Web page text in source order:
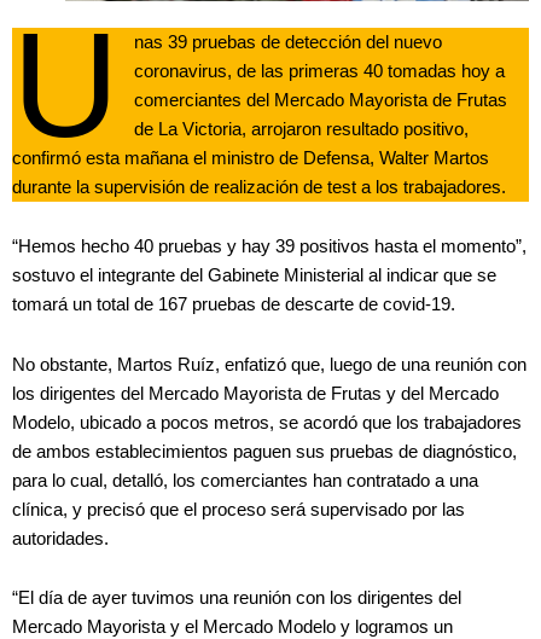
U
nas 39 pruebas de detección del nuevo
coronavirus, de las primeras 40 tomadas hoy a
comerciantes del Mercado Mayorista de Frutas
de La Victoria, arrojaron resultado positivo,
confirmó esta mañana el ministro de Defensa, Walter Martos
durante la supervisión de realización de test a los trabajadores.
“Hemos hecho 40 pruebas y hay 39 positivos hasta el momento”,
sostuvo el integrante del Gabinete Ministerial al indicar que se
tomará un total de 167 pruebas de descarte de covid-19.
No obstante, Martos Ruíz, enfatizó que, luego de una reunión con
los dirigentes del Mercado Mayorista de Frutas y del Mercado
Modelo, ubicado a pocos metros, se acordó que los trabajadores
de ambos establecimientos paguen sus pruebas de diagnóstico,
para lo cual, detalló, los comerciantes han contratado a una
clínica, y precisó que el proceso será supervisado por las
autoridades.
“El día de ayer tuvimos una reunión con los dirigentes del
Mercado Mayorista y el Mercado Modelo y logramos un